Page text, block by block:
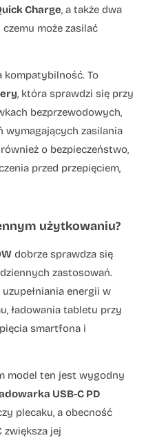
Charge, a także dwa
może zasilać
kompatybilność. To
, która sprawdzi się przy
bezprzewodowych,
wymagających zasilania
o bezpieczeństwo,
przed przepięciem,
użytkowaniu?
dobrze sprawdza się
zastosowań.
energii w
ładowania tabletu przy
smartfona i
model ten jest wygodny
USB-C PD
plecaku, a obecność
zwiększa jej